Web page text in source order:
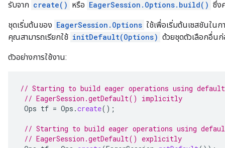
รับจาก create() หรือ EagerSession.Options.build() ซึ่ง
ชุดเริ่มต้นของ EagerSession.Options ใช้เพื่อเริ่มต้นเซสชันใน
คุณสามารถเรียกใช้ initDefault(Options) ด้วยชุดตัวเลือกอื่น
ตัวอย่างการใช้งาน:
// Starting to build eager operations using
// EagerSession.getDefault() implicitly
Ops tf = Ops .create();
// Starting to build eager operations using
// EagerSession.getDefault() explicitly